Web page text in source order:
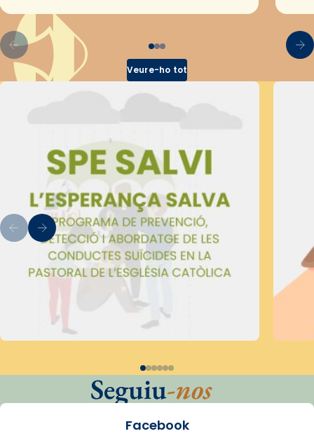
Veure-ho tot
Seguiu-nos
Facebook